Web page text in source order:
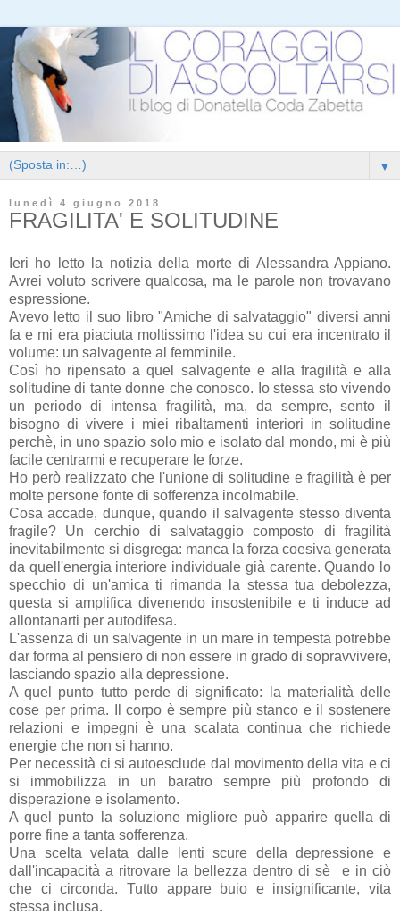
▼
lunedì 4 giugno 2018
FRAGILITA' E SOLITUDINE
Ieri ho letto la notizia della morte di Alessandra Appiano.
Avrei voluto scrivere qualcosa, ma le parole non trovavano
espressione.
Avevo letto il suo libro "Amiche di salvataggio" diversi anni
fa e mi era piaciuta moltissimo l'idea su cui era incentrato il
volume: un salvagente al femminile.
Così ho ripensato a quel salvagente e alla fragilità e alla
solitudine di tante donne che conosco. Io stessa sto vivendo
un periodo di intensa fragilità, ma, da sempre, sento il
bisogno di vivere i miei ribaltamenti interiori in solitudine
perchè, in uno spazio solo mio e isolato dal mondo, mi è più
facile centrarmi e recuperare le forze.
Ho però realizzato che l'unione di solitudine e fragilità è per
molte persone fonte di sofferenza incolmabile.
Cosa accade, dunque, quando il salvagente stesso diventa
fragile? Un cerchio di salvataggio composto di fragilità
inevitabilmente si disgrega: manca la forza coesiva generata
da quell'energia interiore individuale già carente. Quando lo
specchio di un'amica ti rimanda la stessa tua debolezza,
questa si amplifica divenendo insostenibile e ti induce ad
allontanarti per autodifesa.
L'assenza di un salvagente in un mare in tempesta potrebbe
dar forma al pensiero di non essere in grado di sopravvivere,
lasciando spazio alla depressione.
A quel punto tutto perde di significato: la materialità delle
cose per prima. Il corpo è sempre più stanco e il sostenere
relazioni e impegni è una scalata continua che richiede
energie che non si hanno.
Per necessità ci si autoesclude dal movimento della vita e ci
si immobilizza in un baratro sempre più profondo di
disperazione e isolamento.
A quel punto la soluzione migliore può apparire quella di
porre fine a tanta sofferenza.
Una scelta velata dalle lenti scure della depressione e
dall'incapacità a ritrovare la bellezza dentro di sè e in ciò
che ci circonda. Tutto appare buio e insignificante, vita
stessa inclusa.